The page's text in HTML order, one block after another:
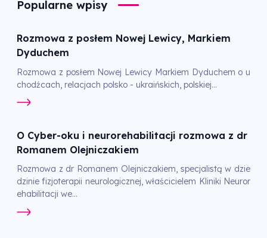
Popularne wpisy
Rozmowa z posłem Nowej Lewicy, Markiem
Dyduchem
Rozmowa z posłem Nowej Lewicy Markiem Dyduchem o u
chodźcach, relacjach polsko - ukraińskich, polskiej...
O Cyber-oku i neurorehabilitacji rozmowa z dr
Romanem Olejniczakiem
Rozmowa z dr Romanem Olejniczakiem, specjalistą w dzie
dzinie fizjoterapii neurologicznej, właścicielem Kliniki Neuror
ehabilitacji we...